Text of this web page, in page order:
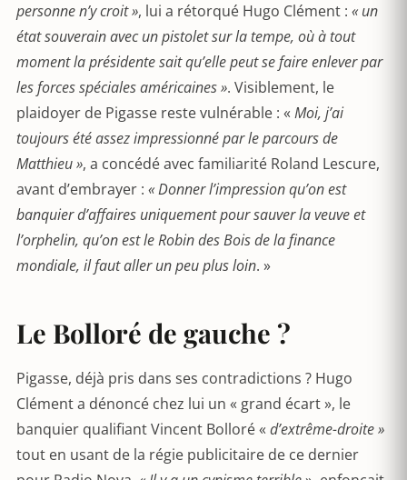
personne n’y croit », lui a rétorqué Hugo Clément : « un
état souverain avec un pistolet sur la tempe, où à tout
moment la présidente sait qu’elle peut se faire enlever par
les forces spéciales américaines ». Visiblement, le
plaidoyer de Pigasse reste vulnérable : « Moi, j’ai
toujours été assez impressionné par le parcours de
Matthieu », a concédé avec familiarité Roland Lescure,
avant d’embrayer : « Donner l’impression qu’on est
banquier d’affaires uniquement pour sauver la veuve et
l’orphelin, qu’on est le Robin des Bois de la finance
mondiale, il faut aller un peu plus loin. »
Le Bolloré de gauche ?
Pigasse, déjà pris dans ses contradictions ? Hugo
Clément a dénoncé chez lui un « grand écart », le
banquier qualifiant Vincent Bolloré « d’extrême-droite »
tout en usant de la régie publicitaire de ce dernier